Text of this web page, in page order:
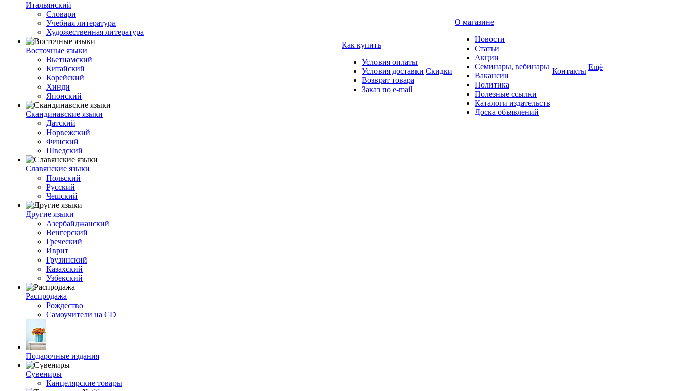
Итальянский
Словари
Учебная литература
Художественная литература
Восточные языки
Вьетнамский
Китайский
Корейский
Хинди
Японский
Скандинавские языки
Датский
Норвежский
Финский
Шведский
Славянские языки
Польский
Русский
Чешский
Другие языки
Азербайджанский
Венгерский
Греческий
Иврит
Грузинский
Казахский
Узбекский
Распродажа
Рождество
Самоучители на CD
Подарочные издания
Сувениры
Канцелярские товары
Как купить
Условия оплаты
Условия доставки
Возврат товара
Заказ по e-mail
Скидки
О магазине
Новости
Статьи
Акции
Семинары, вебинары
Вакансии
Политика
Полезные ссылки
Каталоги издательств
Доска объявлений
Контакты Ещё